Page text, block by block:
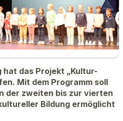
hat das Projekt „Kultur-
Mit dem Programm soll
der zweiten bis zur vierten
Bildung ermöglicht